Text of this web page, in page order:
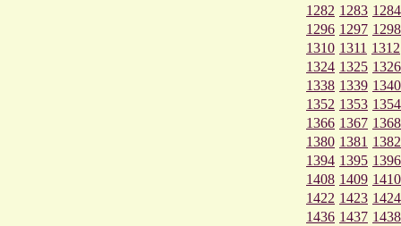
1282 1283 1284
1296 1297 1298
1310 1311 1312
1324 1325 1326
1338 1339 1340
1352 1353 1354
1366 1367 1368
1380 1381 1382
1394 1395 1396
1408 1409 1410
1422 1423 1424
1436 1437 1438